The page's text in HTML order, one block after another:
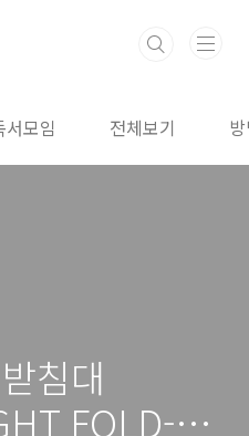
모임 전체보기
침대
FOLD-N-